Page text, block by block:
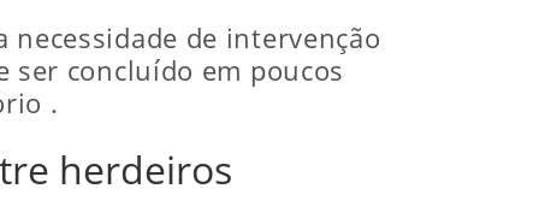
de intervenção
ser concluído em poucos
.
herdeiros